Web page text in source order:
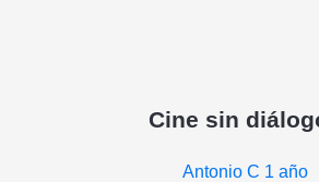
Cine sin
Antonio C 1 año